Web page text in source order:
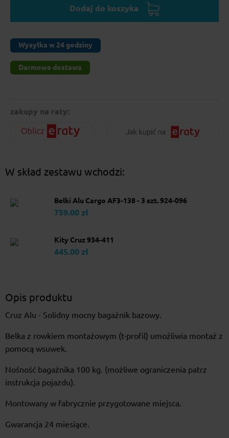
Dodaj do koszyka
Wysyłka w 24 godziny
Darmowa dostawa
zakupy na raty:
W skład zestawu wchodzi:
Belki Alu Cargo AF3-138 - 3 szt. 924-096
759.00 zł
Kity Cruz 934-411
445.00 zł
Opis produktu
Cruz Alu - Solidny mocny bagażnik bazowy.
Belka z rowkiem montażowym (t-profil) umożliwia montaż z
pomocą wsuwek.
Nośność bagażnika 100 kg. (możliwe ograniczenia patrz
instrukcja pojazdu).
Montowany w fabrycznie przygotowane miejsca.
Gwarancja 24 miesiące.